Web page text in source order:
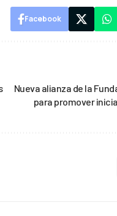
Facebook
Nueva alianza de la
para promover